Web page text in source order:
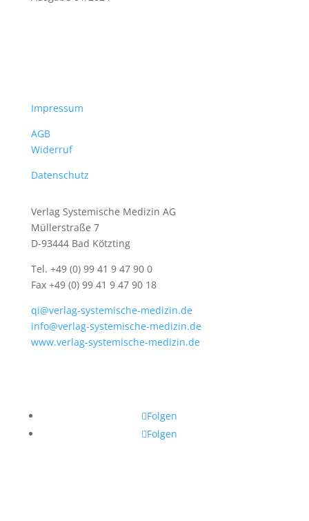
Impressum
AGB
Widerruf
Datenschutz
Verlag Systemische Medizin AG
Müllerstraße 7
D-93444 Bad Kötzting
Tel. +49 (0) 99 41 9 47 90 0
Fax +49 (0) 99 41 9 47 90 18
qi@verlag-systemische-medizin.de
info@verlag-systemische-medizin.de
www.verlag-systemische-medizin.de
Folgen
Folgen